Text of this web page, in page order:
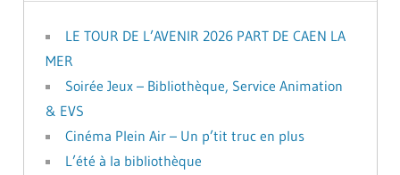
LE TOUR DE L’AVENIR 2026 PART DE CAEN LA
MER
Soirée Jeux – Bibliothèque, Service Animation
& EVS
Cinéma Plein Air – Un p’tit truc en plus
L’été à la bibliothèque